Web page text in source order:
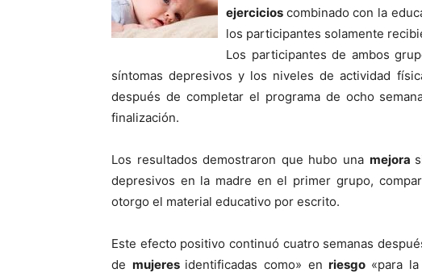
ejercicios combinado con la
los participantes solamente
Los participantes de ambos
sí­ntomas depresivos y los niveles de actividad
después de completar el programa de ocho
finalización.
Los resultados demostraron que hubo una mejora
depresivos en la madre en el primer grupo,
otorgo el material educativo por escrito.
Este efecto positivo continuó cuatro semanas
de mujeres identificadas como» enriesgo «para